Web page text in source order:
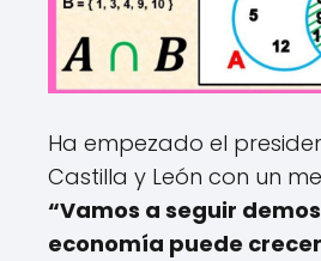
Ha empezado el
Castilla y León con un
“Vamos a seguir
economía puede